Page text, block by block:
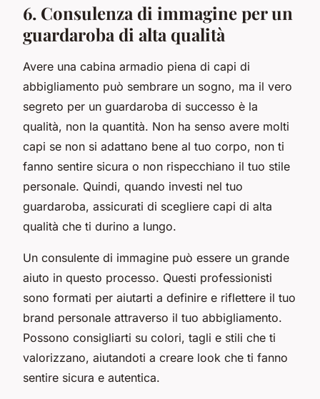
6. Consulenza di immagine per un
guardaroba di alta qualità
Avere una cabina armadio piena di capi di
abbigliamento può sembrare un sogno, ma il vero
segreto per un guardaroba di successo è la
qualità, non la quantità. Non ha senso avere molti
capi se non si adattano bene al tuo corpo, non ti
fanno sentire sicura o non rispecchiano il tuo stile
personale. Quindi, quando investi nel tuo
guardaroba, assicurati di scegliere capi di alta
qualità che ti durino a lungo.
Un consulente di immagine può essere un grande
aiuto in questo processo. Questi professionisti
sono formati per aiutarti a definire e riflettere il tuo
brand personale attraverso il tuo abbigliamento.
Possono consigliarti su colori, tagli e stili che ti
valorizzano, aiutandoti a creare look che ti fanno
sentire sicura e autentica.